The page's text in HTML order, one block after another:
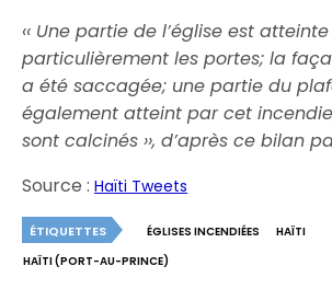
‹‹ Une partie de l’église est
particulièrement les portes; la
a été saccagée; une partie du
également atteint par cet
sont calcinés ››, d’après ce bilan
Source :Haïti Tweets
ÉTIQUETTES ÉGLISES INCENDIÉES
HAÏTI
HAÏTI (PORT-AU-PRINCE)